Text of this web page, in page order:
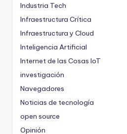
Industria Tech
Infraestructura Crítica
Infraestructura y Cloud
Inteligencia Artificial
Internet de las Cosas IoT
investigación
Navegadores
Noticias de tecnología
open source
Opinión